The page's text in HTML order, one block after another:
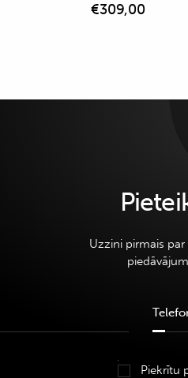
€309,00
Uzzini pirmais
Piekrītu